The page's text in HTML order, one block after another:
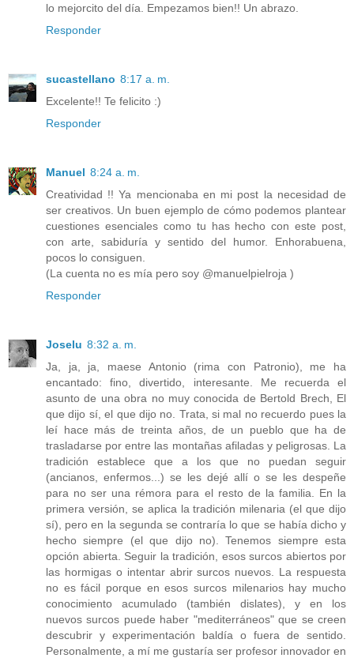
lo mejorcito del día. Empezamos bien!! Un abrazo.
Responder
sucastellano 8:17 a. m.
Excelente!! Te felicito :)
Responder
Manuel 8:24 a. m.
Creatividad !! Ya mencionaba en mi post la necesidad de
ser creativos. Un buen ejemplo de cómo podemos plantear
cuestiones esenciales como tu has hecho con este post,
con arte, sabiduría y sentido del humor. Enhorabuena,
pocos lo consiguen.
(La cuenta no es mía pero soy @manuelpielroja )
Responder
Joselu 8:32 a. m.
Ja, ja, ja, maese Antonio (rima con Patronio), me ha
encantado: fino, divertido, interesante. Me recuerda el
asunto de una obra no muy conocida de Bertold Brech, El
que dijo sí, el que dijo no. Trata, si mal no recuerdo pues la
leí hace más de treinta años, de un pueblo que ha de
trasladarse por entre las montañas afiladas y peligrosas. La
tradición establece que a los que no puedan seguir
(ancianos, enfermos...) se les dejé allí o se les despeñe
para no ser una rémora para el resto de la familia. En la
primera versión, se aplica la tradición milenaria (el que dijo
sí), pero en la segunda se contraría lo que se había dicho y
hecho siempre (el que dijo no). Tenemos siempre esta
opción abierta. Seguir la tradición, esos surcos abiertos por
las hormigas o intentar abrir surcos nuevos. La respuesta
no es fácil porque en esos surcos milenarios hay mucho
conocimiento acumulado (también dislates), y en los
nuevos surcos puede haber "mediterráneos" que se creen
descubrir y experimentación baldía o fuera de sentido.
Personalmente, a mí me gustaría ser profesor innovador en